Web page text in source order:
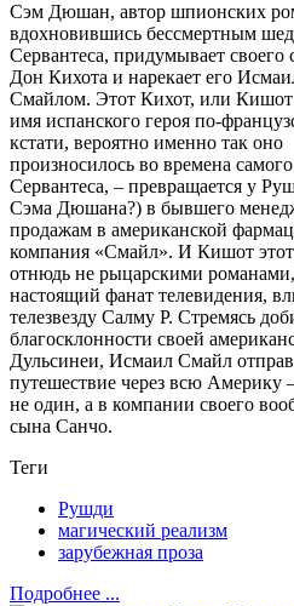
Сэм Дюшан, автор шпионских
вдохновившись бессмертным
Сервантеса, придумывает своего
Дон Кихота и нарекает его
Смайлом. Этот Кихот, или Кишот
имя испанского героя
кстати, вероятно именно так оно
произносилось во времена самого
Сервантеса, – превращается у
Сэма Дюшана?) в бывшего
продажам в американской
компания «Смайл». И Кишот этот
отнюдь не рыцарскими
настоящий фанат телевидения,
телезвезду Салму Р. Стремясь
благосклонности своей
Дульсинеи, Исмаил Смайл
путешествие через всю Америку
не один, а в компании своего
сына Санчо.
Теги
Рушди
магический реализм
зарубежная проза
Подробнее ...